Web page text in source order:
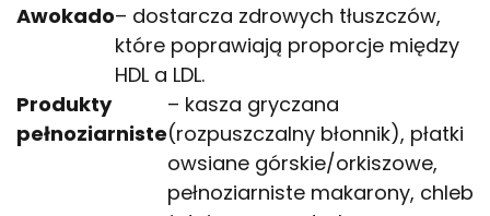
Awokado– dostarcza zdrowych tłuszczów,
które poprawiają proporcje między
HDL a LDL.
Produkty
pełnoziarniste
– kasza gryczana
(rozpuszczalny błonnik), płatki
owsiane górskie/orkiszowe,
pełnoziarniste makarony, chleb